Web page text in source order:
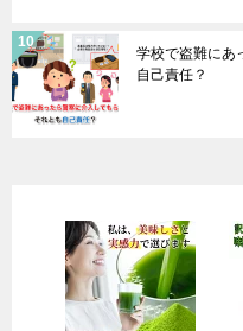
学校で盗難にあ
自己責任？